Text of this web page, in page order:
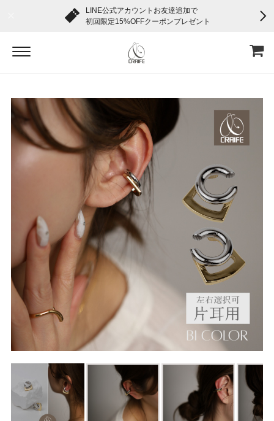
LINE公式アカウントお友達追加で
初回限定15%OFFクーポンプレゼント